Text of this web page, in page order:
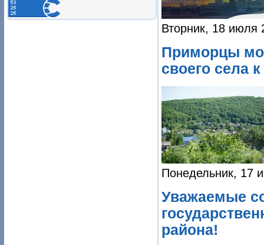
Вторник, 18 июля
Приморцы
своего села
Понедельник, 17
Уважаемые
района!